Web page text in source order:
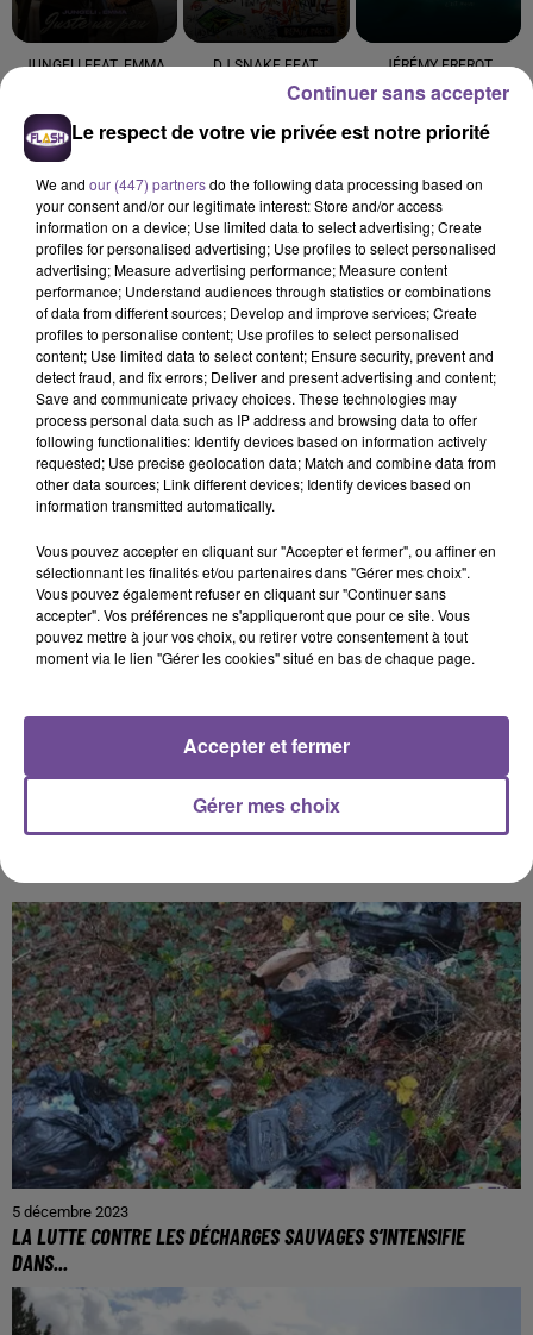
JUNGELI FEAT. EMMA
DJ SNAKE FEAT.
BIPOLAR SUNSHINE
JÉRÉMY FREROT
Frerot
11h35
11h35
MYLÈNE FARMER
C'est À Qui Le Tour
MACKLEMORE AND
RYAN LEWIS
Can't Hold Us
ZAHO FEAT. MC SOLAAR
Comme Caroline
Cet élément est masqué compte-tenu du refus du
souhaitez l'afficher, merci de nous donner votre accord
en cliquant sur le bouton ci-dessous.
Afficher l'élément
PRÈS DE CHEZ VOUS
5 décembre 2023
LA LUTTE CONTRE LES DÉCHARGES SAUVAGES S’INTENSIFIE
DANS...
Le respect de votre vie privée est notre priorité
We and our (447) partnersdo the following data processing based on
your consent and/or our legitimate interest: Store and/or access
information on a device; Use limited data to select advertising; Create
profiles for personalised advertising; Use profiles to select personalised
advertising; Measure advertising performance; Measure content
performance; Understand audiences through statistics or combinations
of data from different sources; Develop and improve services; Create
profiles to personalise content; Use profiles to select personalised
content; Use limited data to select content; Ensure security, prevent and
detect fraud, and fix errors; Deliver and present advertising and content;
Save and communicate privacy choices. These technologies may
process personal data such as IP address and browsing data to offer
following functionalities: Identify devices based on information actively
requested; Use precise geolocation data; Match and combine data from
other data sources; Link different devices; Identify devices based on
information transmitted automatically.
Vous pouvez accepter en cliquant sur "Accepter et fermer", ou affiner en
sélectionnant les finalités et/ou partenaires dans "Gérer mes choix".
Vous pouvez également refuser en cliquant sur "Continuer sans
accepter". Vos préférences ne s'appliqueront que pour ce site. Vous
pouvez mettre à jour vos choix, ou retirer votre consentement à tout
moment via le lien "Gérer les cookies" situé en bas de chaque page.
Gérer mes choix
Accepter et fermer
Continuer sans accepter